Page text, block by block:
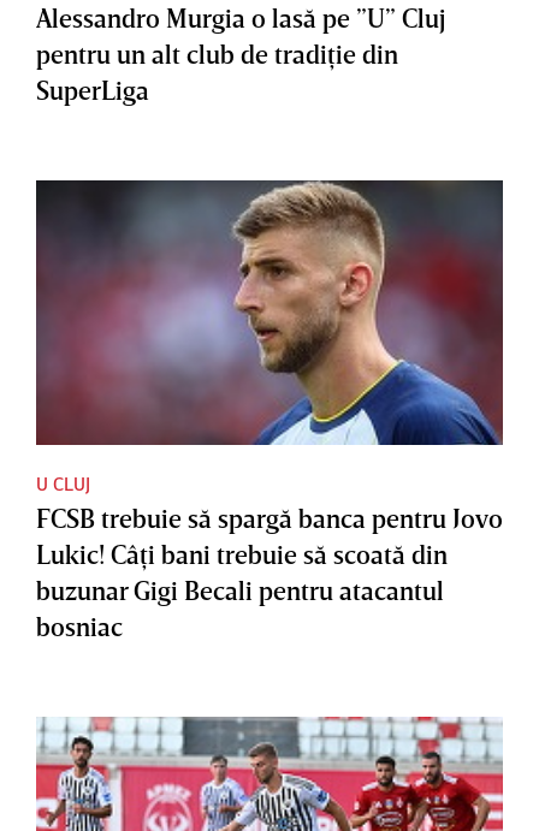
Alessandro Murgia o lasă pe ”U” Cluj
pentru un alt club de tradiţie din
SuperLiga
U CLUJ
FCSB trebuie să spargă banca pentru Jovo
Lukic! Câţi bani trebuie să scoată din
buzunar Gigi Becali pentru atacantul
bosniac